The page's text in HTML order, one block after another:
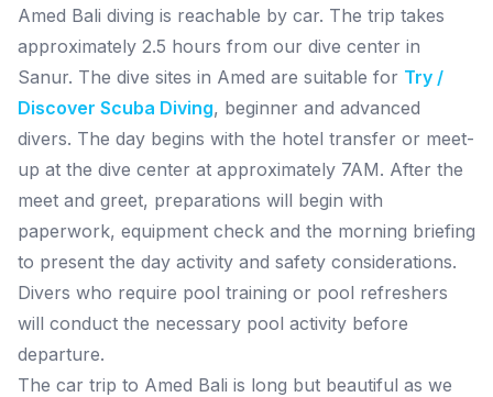
Amed Bali diving is reachable by car. The trip takes
approximately 2.5 hours from our dive center in
Sanur. The dive sites in Amed are suitable for Try /
Discover Scuba Diving, beginner and advanced
divers. The day begins with the hotel transfer or meet-
up at the dive center at approximately 7AM. After the
meet and greet, preparations will begin with
paperwork, equipment check and the morning briefing
to present the day activity and safety considerations.
Divers who require pool training or pool refreshers
will conduct the necessary pool activity before
departure.
The car trip to Amed Bali is long but beautiful as we